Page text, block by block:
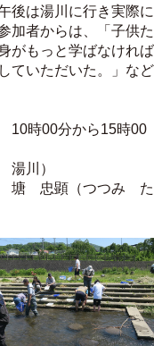
後は湯川に行き実際に
加者からは、「子供た
がもっと学ばなければ
ていただいた。」など
10時00分から15時00
湯川）
塘 忠顕（つつみ た